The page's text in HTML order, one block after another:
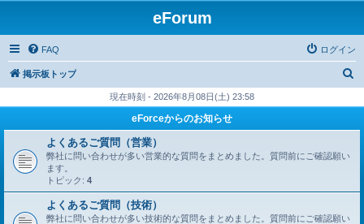
eForum
FAQ ログイン
掲示板トップ
現在時刻 - 2026年8月08日(土) 23:58
eForceからのお知らせ
よくあるご質問（営業）
弊社に問い合わせが多い営業的な質問をまとめました。質問前にご確認願い
ます。
トピック: 4
よくあるご質問（技術）
弊社に問い合わせが多い技術的な質問をまとめました。質問前にご確認願い